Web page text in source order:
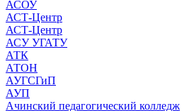
АСОУ
АСТ-Центр
АСТ-Центр
АСУ УГАТУ
АТК
АТОН
АУГСГиП
АУП
Ачинский педагогический колледж